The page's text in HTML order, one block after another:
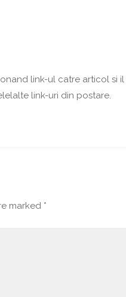
link-ul catre articol si
link-uri din postare.
marked *